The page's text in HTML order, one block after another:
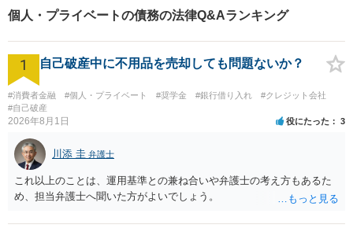
個人・プライベートの債務の法律Q&Aランキング
1 自己破産中に不用品を売却しても問題ないか？
#消費者金融 #個人・プライベート #奨学金 #銀行借り入れ
#クレジット会社
#自己破産
2026年8月1日 役にたった 3
川添 圭 弁護士
これ以上のことは、運用基準との兼ね合いや弁護士の考え方もあるた
め、担当弁護士へ聞いた方がよいでしょう。